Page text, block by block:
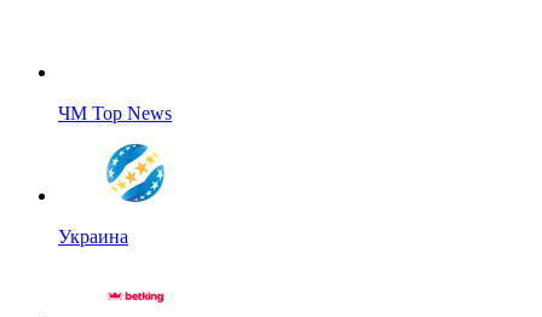
ЧМ Top News
Украина